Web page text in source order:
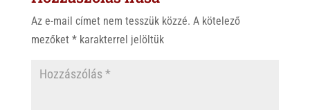
p
k
Az e-mail címet nem tesszük közzé. A kötelező
mezőket *karakterrel jelöltük